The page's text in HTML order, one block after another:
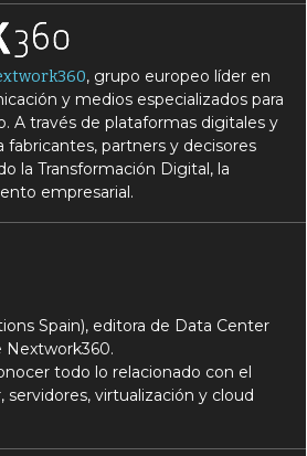
, grupo europeo líder en
y medios especializados para
A través de plataformas digitales y
partners y decisores
la Transformación Digital, la
empresarial.
Spain), editora de Data Center
Nextwork360.
todo lo relacionado con el
virtualización y cloud